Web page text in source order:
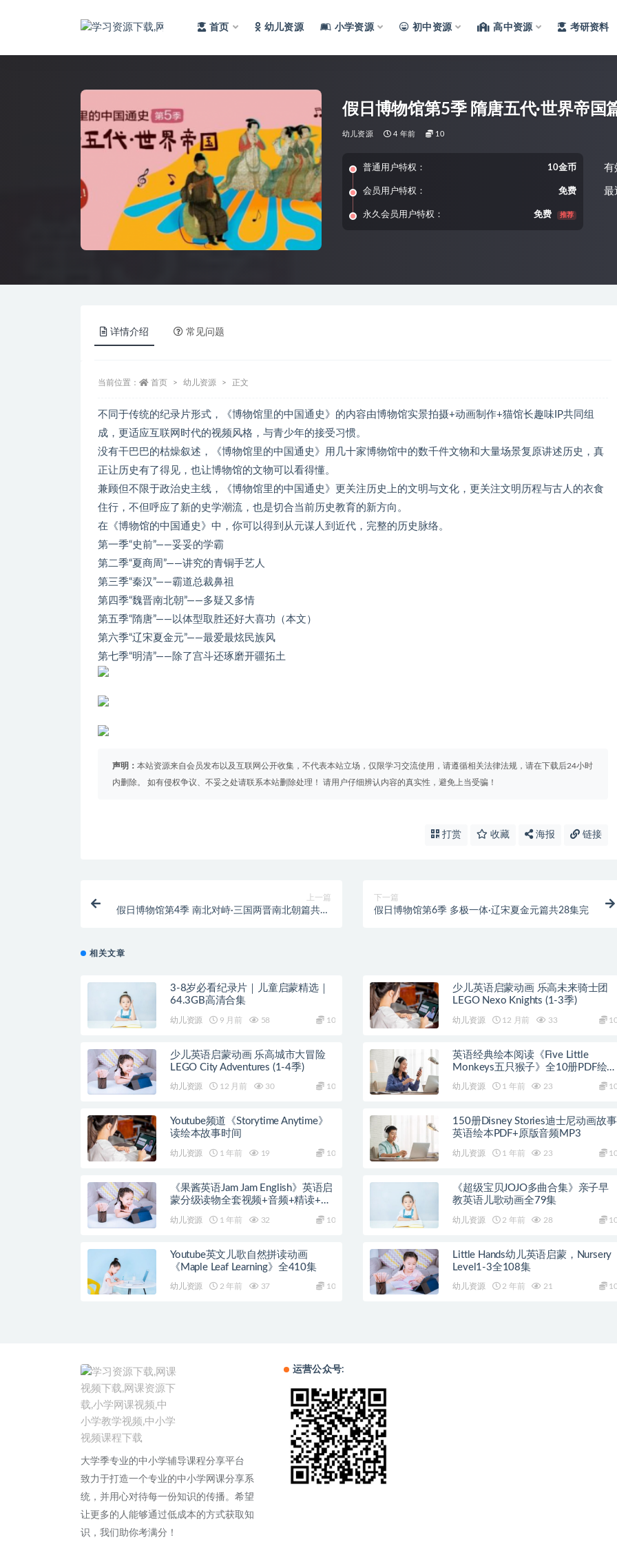
首页 幼儿资源 小学资源 初中资源 高中资源 考研资料
假日博物馆第5季 隋唐五代·世界帝国
幼儿资源 4 年前 10
普通用户特权： 10金币
会员用户特权： 免费
永久会员用户特权： 免费 推荐
有
最
详情介绍 常见问题
当前位置： 首页 幼儿资源 正文
不同于传统的纪录片形式，《博物馆里的中国通史》的内容由博物馆实景拍摄+动画制作+猫馆长趣味IP共同组
成，更适应互联网时代的视频风格，与青少年的接受习惯。
没有干巴巴的枯燥叙述，《博物馆里的中国通史》用几十家博物馆中的数千件文物和大量场景复原讲述历史，真
正让历史有了得见，也让博物馆的文物可以看得懂。
兼顾但不限于政治史主线，《博物馆里的中国通史》更关注历史上的文明与文化，更关注文明历程与古人的衣食
住行，不但呼应了新的史学潮流，也是切合当前历史教育的新方向。
在《博物馆的中国通史》中，你可以得到从元谋人到近代，完整的历史脉络。
第一季“史前”——妥妥的学霸
第二季“夏商周”——讲究的青铜手艺人
第三季“秦汉”——霸道总裁鼻祖
第四季“魏晋南北朝”——多疑又多情
第五季“隋唐”——以体型取胜还好大喜功（本文）
第六季“辽宋夏金元”——最爱最炫民族风
第七季“明清”——除了宫斗还琢磨开疆拓土
声明： 本站资源来自会员发布以及互联网公开收集，不代表本站立场，仅限学习交流使用，请遵循相关法律法规，请在下载后24小时
内删除。 如有侵权争议、不妥之处请联系本站删除处理！ 请用户仔细辨认内容的真实性，避免上当受骗！
打赏 收藏 海报 链接
上一篇
假日博物馆第4季 南北对峙·三国两晋南北朝篇共28
下一篇
假日博物馆第6季 多极一体·辽宋夏金元篇共28集完
相关文章
3-8岁必看纪录片｜儿童启蒙精选｜
64.3GB高清合集
幼儿资源 9 月前 58 10
少儿英语启蒙动画 乐高未来骑士团
LEGO Nexo Knights (1-3季)
幼儿资源 12 月前 33
少儿英语启蒙动画 乐高城市大冒险
LEGO City Adventures (1-4季)
幼儿资源 12 月前 30 10
英语经典绘本阅读《Five Little
Monkeys五只猴子》全10册PDF绘本
幼儿资源 1 年前 23
Youtube频道《Storytime Anytime》
读绘本故事时间
幼儿资源 1 年前 19 10
150册Disney Stories迪士尼动画故事
英语绘本PDF+原版音频MP3
幼儿资源 1 年前 23
《果酱英语Jam Jam English》英语启
蒙分级读物全套视频+音频+精读+教
幼儿资源 1 年前 32 10
《超级宝贝JOJO多曲合集》亲子早
教英语儿歌动画全79集
幼儿资源 2 年前 28
Youtube英文儿歌自然拼读动画
《Maple Leaf Learning》全410集
幼儿资源 2 年前 37 10
Little Hands幼儿英语启蒙，Nursery
Level1-3全108集
幼儿资源 2 年前 21
大学季专业的中小学辅导课程分享平台
致力于打造一个专业的中小学网课分享系
统，并用心对待每一份知识的传播。希望
让更多的人能够通过低成本的方式获取知
识，我们助你考满分！
运营公众号: